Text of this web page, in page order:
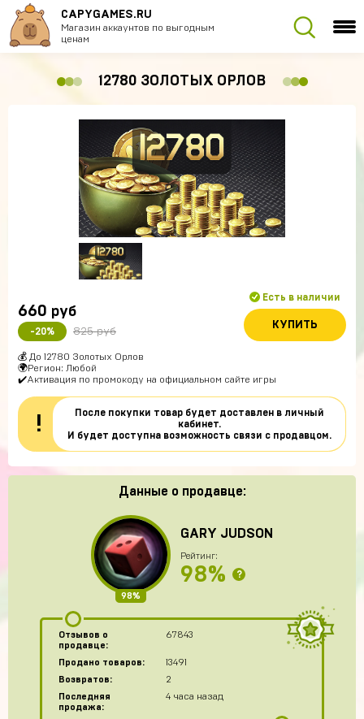
CAPYGAMES.RU
Магазин аккаунтов по выгодным
ценам
12780 ЗОЛОТЫХ ОРЛОВ
660 руб
-20% 825 руб
Есть в наличии
КУПИТЬ
💰 До 12780 Золотых Орлов
🌍Регион: Любой
✔️Активация по промокоду на официальном сайте игры
!
После покупки товар будет доставлен в личный
кабинет.
И будет доступна возможность связи с продавцом.
Данные о продавце:
98%
GARY JUDSON
Рейтинг:
98% ?
Отзывов о
продавце:
67843
Продано товаров:
13491
Возвратов:
2
Последняя
продажа:
4 часа назад